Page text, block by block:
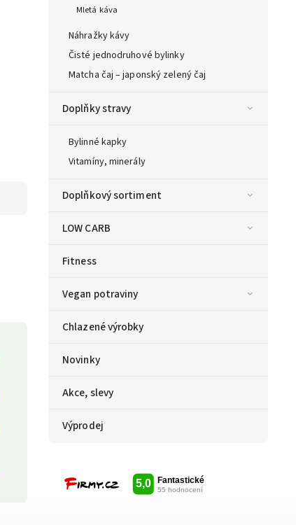
Mletá káva
Náhražky kávy
Čisté jednodruhové bylinky
Matcha čaj – japonský zelený čaj
Doplňky stravy
Bylinné kapky
Vitamíny, minerály
Doplňkový sortiment
LOW CARB
Fitness
Vegan potraviny
Chlazené výrobky
Novinky
Akce, slevy
Výprodej